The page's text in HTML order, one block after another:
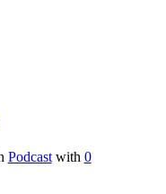
Podcast with 0